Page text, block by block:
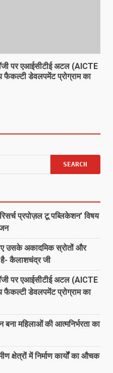
पर एआईसीटीई अटल (AICTE
फैकल्टी डेवलपमेंट प्रोग्राम का
प्रपोज़ल टू पब्लिकेशन’ विषय
उसके अकादमिक स्रोतों और
है- कैलाशचंद्र जी
पर एआईसीटीई अटल (AICTE
फैकल्टी डेवलपमेंट प्रोग्राम का
बना महिलाओं की आत्मनिर्भरता का
क्षेत्रों में निर्माण कार्यों का औचक